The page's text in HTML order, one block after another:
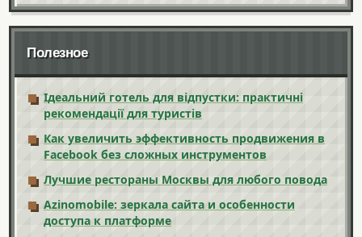
Полезное
Ідеальний готель для відпустки: практичні
рекомендації для туристів
Как увеличить эффективность продвижения в
Facebook без сложных инструментов
Лучшие рестораны Москвы для любого повода
Azinomobile: зеркала сайта и особенности
доступа к платформе